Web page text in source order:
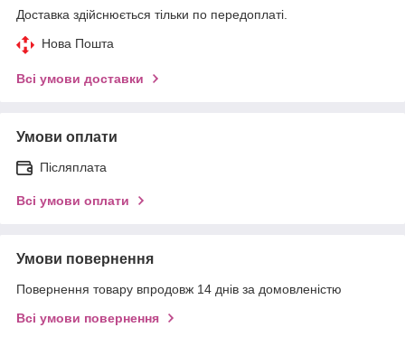
Доставка здійснюється тільки по передоплаті.
Нова Пошта
Всі умови доставки
Умови оплати
Післяплата
Всі умови оплати
Умови повернення
Повернення товару впродовж 14 днів за домовленістю
Всі умови повернення